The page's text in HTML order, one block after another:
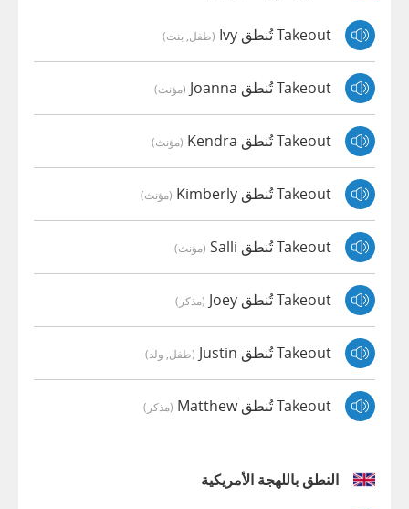
Takeout تُنطق Ivy (طفل, بنت)
Takeout تُنطق Joanna (مؤنث)
Takeout تُنطق Kendra (مؤنث)
Takeout تُنطق Kimberly (مؤنث)
Takeout تُنطق Salli (مؤنث)
Takeout تُنطق Joey (مذكر)
Takeout تُنطق Justin (طفل, ولد)
Takeout تُنطق Matthew (مذكر)
النطق باللهجة الأمريكية